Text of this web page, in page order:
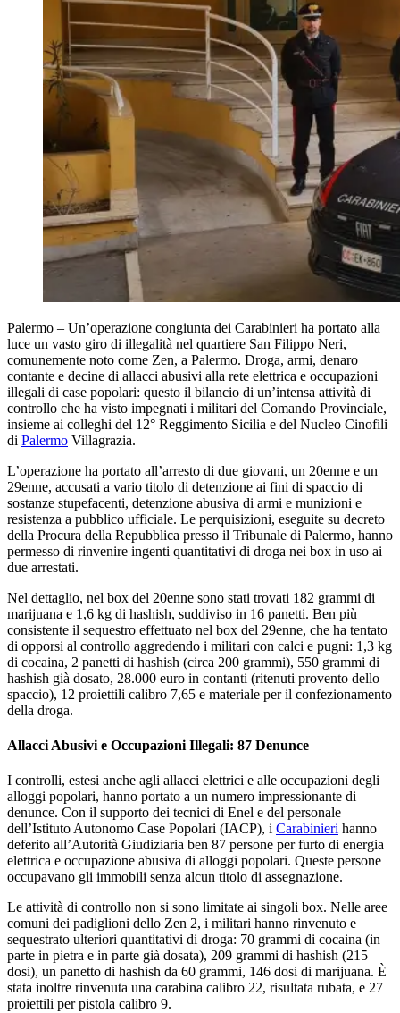
Palermo – Un’operazione congiunta dei Carabinieri ha portato alla
luce un vasto giro di illegalità nel quartiere San Filippo Neri,
comunemente noto come Zen, a Palermo. Droga, armi, denaro
contante e decine di allacci abusivi alla rete elettrica e occupazioni
illegali di case popolari: questo il bilancio di un’intensa attività di
controllo che ha visto impegnati i militari del Comando Provinciale,
insieme ai colleghi del 12° Reggimento Sicilia e del Nucleo Cinofili
di Palermo Villagrazia.
L’operazione ha portato all’arresto di due giovani, un 20enne e un
29enne, accusati a vario titolo di detenzione ai fini di spaccio di
sostanze stupefacenti, detenzione abusiva di armi e munizioni e
resistenza a pubblico ufficiale. Le perquisizioni, eseguite su decreto
della Procura della Repubblica presso il Tribunale di Palermo, hanno
permesso di rinvenire ingenti quantitativi di droga nei box in uso ai
due arrestati.
Nel dettaglio, nel box del 20enne sono stati trovati 182 grammi di
marijuana e 1,6 kg di hashish, suddiviso in 16 panetti. Ben più
consistente il sequestro effettuato nel box del 29enne, che ha tentato
di opporsi al controllo aggredendo i militari con calci e pugni: 1,3 kg
di cocaina, 2 panetti di hashish (circa 200 grammi), 550 grammi di
hashish già dosato, 28.000 euro in contanti (ritenuti provento dello
spaccio), 12 proiettili calibro 7,65 e materiale per il confezionamento
della droga.
Allacci Abusivi e Occupazioni Illegali: 87 Denunce
I controlli, estesi anche agli allacci elettrici e alle occupazioni degli
alloggi popolari, hanno portato a un numero impressionante di
denunce. Con il supporto dei tecnici di Enel e del personale
dell’Istituto Autonomo Case Popolari (IACP), i Carabinieri hanno
deferito all’Autorità Giudiziaria ben 87 persone per furto di energia
elettrica e occupazione abusiva di alloggi popolari. Queste persone
occupavano gli immobili senza alcun titolo di assegnazione.
Le attività di controllo non si sono limitate ai singoli box. Nelle aree
comuni dei padiglioni dello Zen 2, i militari hanno rinvenuto e
sequestrato ulteriori quantitativi di droga: 70 grammi di cocaina (in
parte in pietra e in parte già dosata), 209 grammi di hashish (215
dosi), un panetto di hashish da 60 grammi, 146 dosi di marijuana. È
stata inoltre rinvenuta una carabina calibro 22, risultata rubata, e 27
proiettili per pistola calibro 9.